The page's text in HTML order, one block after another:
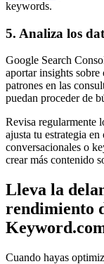
keywords.
5. Analiza los
Google Search
aportar insights
patrones en las
puedan proceder de
Revisa regularmente
ajusta tu estrategia
conversacionales o
crear más contenido
Lleva la
rendimiento
Cuando hayas